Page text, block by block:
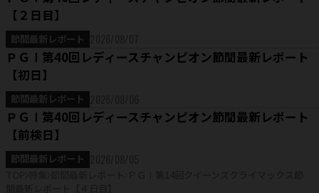
【２日目】
節間最新レポート
ＰＧⅠ第40回レディースチャンピオン節間最新レポート
【初日】
節間最新レポート
ＰＧⅠ第40回レディースチャンピオン節間最新レポート
【前検日】
節間最新レポート